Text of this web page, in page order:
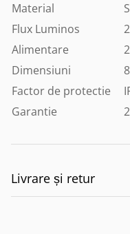
Material
Flux Luminos
Alimentare
Dimensiuni
Factor de protectie
Garantie
Livrare și retur